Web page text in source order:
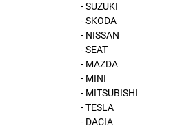
- SUZUKI
- SKODA
- NISSAN
- SEAT
- MAZDA
- MINI
- MITSUBISHI
- TESLA
- DACIA